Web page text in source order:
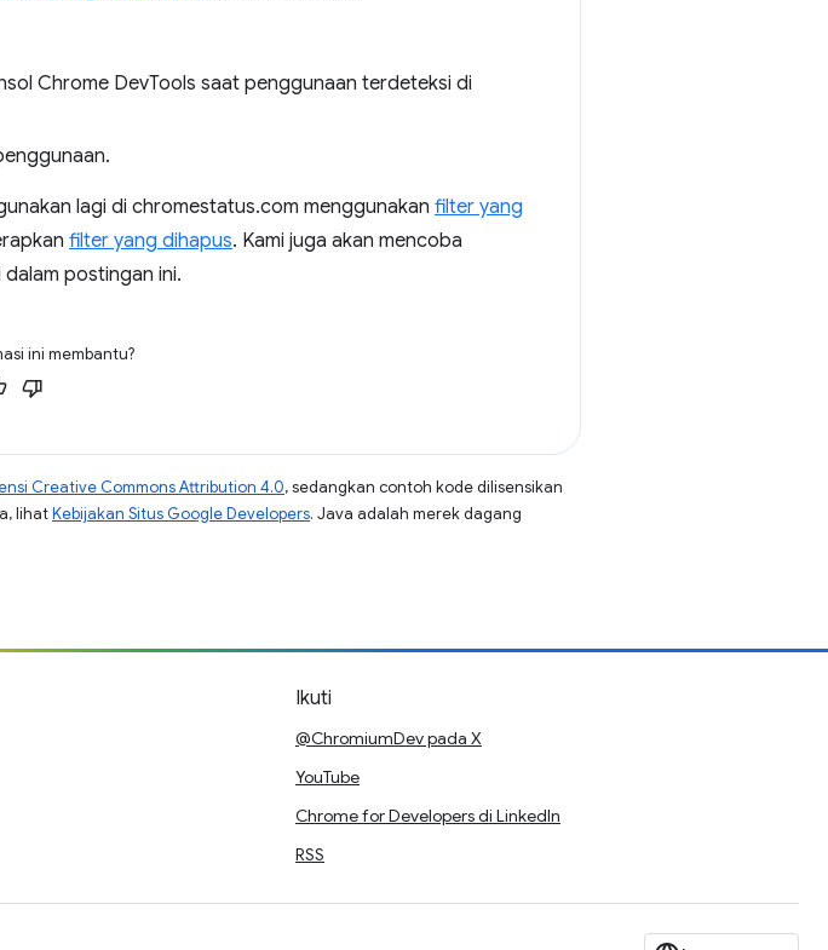
Chrome DevTools saat penggunaan terdeteksi di
lagi di chromestatus.com menggunakan filter yang
filter yang dihapus. Kami juga akan mencoba
postingan ini.
ini membantu?
Creative Commons Attribution 4.0, sedangkan contoh kode dilisensikan
lihatKebijakan Situs Google Developers. Java adalah merek dagang
Ikuti
@ChromiumDev pada X
YouTube
Chrome for Developers di LinkedIn
RSS